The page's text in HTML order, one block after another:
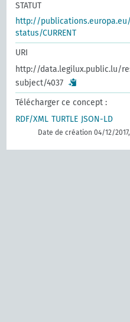
STATUT
http://
status/CURRENT
URI
http://data.legilux.public.lu/
subject/4037
Télécharger ce concept :
RDF/XML TURTLE JSON-LD
Date de création 04/12/